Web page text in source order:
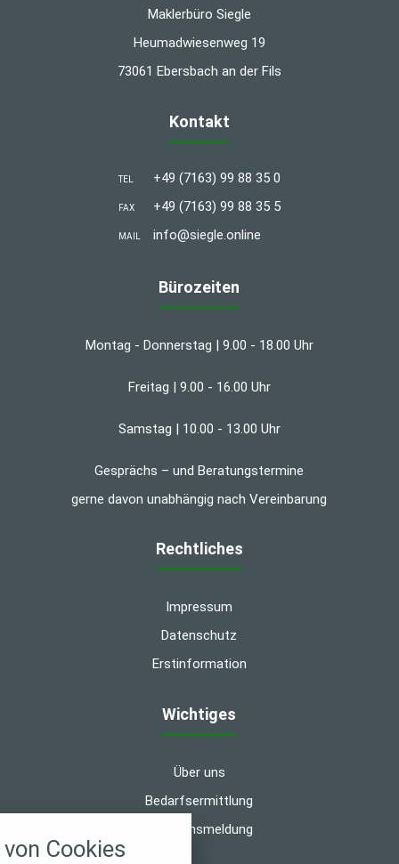
Maklerbüro Siegle
Heumadwiesenweg 19
73061 Ebersbach an der Fils
Kontakt
TEL +49 (7163) 99 88 35 0
FAX +49 (7163) 99 88 35 5
MAIL info@siegle.online
Bürozeiten
Montag - Donnerstag | 9.00 - 18.00 Uhr
Freitag | 9.00 - 16.00 Uhr
Samstag | 10.00 - 13.00 Uhr
Gesprächs – und Beratungstermine
gerne davon unabhängig nach Vereinbarung
Rechtliches
Impressum
Datenschutz
Erstinformation
Wichtiges
Über uns
Bedarfsermittlung
Schadensmeldung
Cookies
alle verwendeten Cookies und